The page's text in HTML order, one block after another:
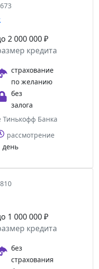
2 000 000 ₽
кредита
страхование
по желанию
без
залога
Тинькофф Банка
рассмотрение
день
1 000 000 ₽
кредита
без
страхования